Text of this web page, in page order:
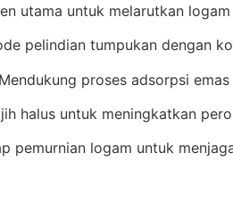
utama untuk melarutkan
pelindian tumpukan dengan
Mendukung proses adsorpsi
halus untuk meningkatkan
pemurnian logam untuk